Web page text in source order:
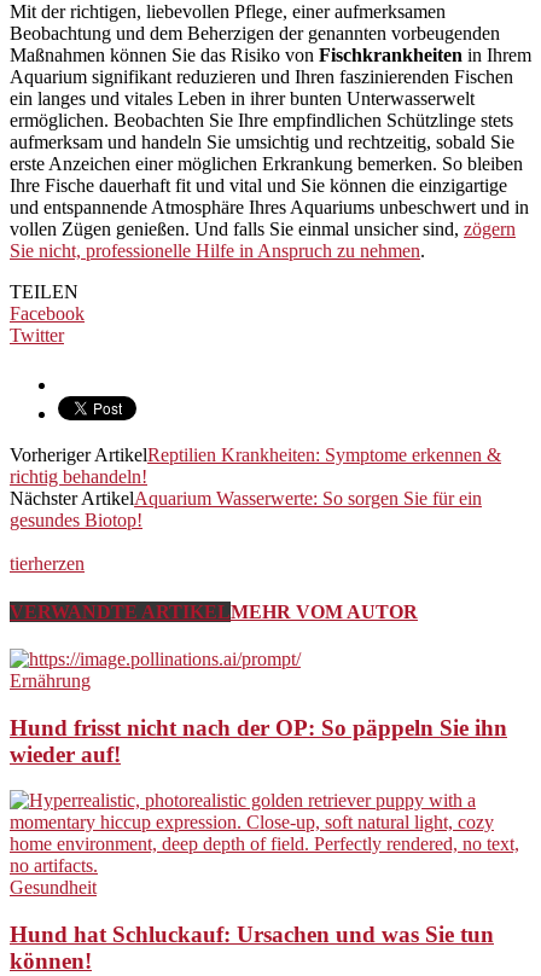
Mit der richtigen, liebevollen Pflege, einer aufmerksamen
Beobachtung und dem Beherzigen der genannten vorbeugenden
Maßnahmen können Sie das Risiko von Fischkrankheiten in Ihrem
Aquarium signifikant reduzieren und Ihren faszinierenden Fischen
ein langes und vitales Leben in ihrer bunten Unterwasserwelt
ermöglichen. Beobachten Sie Ihre empfindlichen Schützlinge stets
aufmerksam und handeln Sie umsichtig und rechtzeitig, sobald Sie
erste Anzeichen einer möglichen Erkrankung bemerken. So bleiben
Ihre Fische dauerhaft fit und vital und Sie können die einzigartige
und entspannende Atmosphäre Ihres Aquariums unbeschwert und in
vollen Zügen genießen. Und falls Sie einmal unsicher sind, zögern
Sie nicht, professionelle Hilfe in Anspruch zu nehmen.
TEILEN
Facebook
Twitter
Vorheriger ArtikelReptilien Krankheiten: Symptome erkennen &
richtig behandeln!
Nächster ArtikelAquarium Wasserwerte: So sorgen Sie für ein
gesundes Biotop!
tierherzen
VERWANDTE ARTIKELMEHR VOM AUTOR
Ernährung
Hund frisst nicht nach der OP: So päppeln Sie ihn
wieder auf!
Gesundheit
Hund hat Schluckauf: Ursachen und was Sie tun
können!